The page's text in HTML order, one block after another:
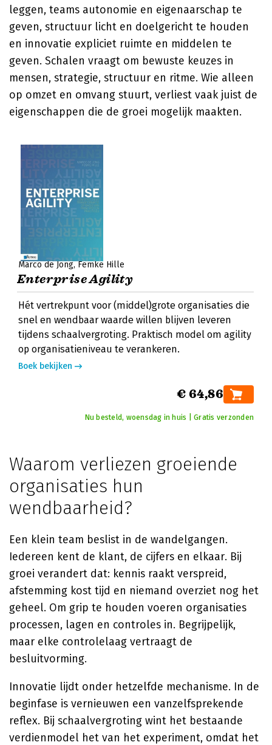
leggen, teams autonomie en eigenaarschap te
geven, structuur licht en doelgericht te houden
en innovatie expliciet ruimte en middelen te
geven. Schalen vraagt om bewuste keuzes in
mensen, strategie, structuur en ritme. Wie alleen
op omzet en omvang stuurt, verliest vaak juist de
eigenschappen die de groei mogelijk maakten.
Marco de Jong Femke Hille
Enterprise Agility
Hét vertrekpunt voor (middel)grote organisaties die
snel en wendbaar waarde willen blijven leveren
tijdens schaalvergroting. Praktisch model om agility
op organisatieniveau te verankeren.
Boek bekijken
€ 64,86
Nu besteld, woensdag in huis | Gratis verzonden
Waarom verliezen groeiende
organisaties hun
wendbaarheid?
Een klein team beslist in de wandelgangen.
Iedereen kent de klant, de cijfers en elkaar. Bij
groei verandert dat: kennis raakt verspreid,
afstemming kost tijd en niemand overziet nog het
geheel. Om grip te houden voeren organisaties
processen, lagen en controles in. Begrijpelijk,
maar elke controlelaag vertraagt de
besluitvorming.
Innovatie lijdt onder hetzelfde mechanisme. In de
beginfase is vernieuwen een vanzelfsprekende
reflex. Bij schaalvergroting wint het bestaande
verdienmodel het van het experiment, omdat het